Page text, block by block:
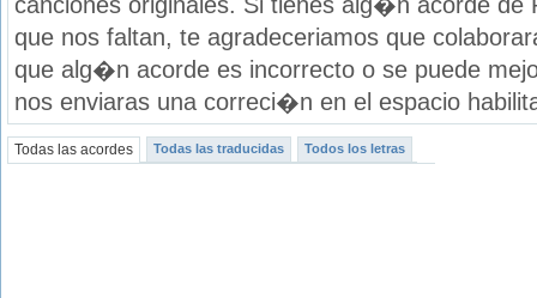
que nos faltan, te agradeceriamos que
que alg�n acorde es incorrecto o se puede
nos enviaras una correci�n en el espacio
Todas las acordes Todas las traducidas Todos los letras